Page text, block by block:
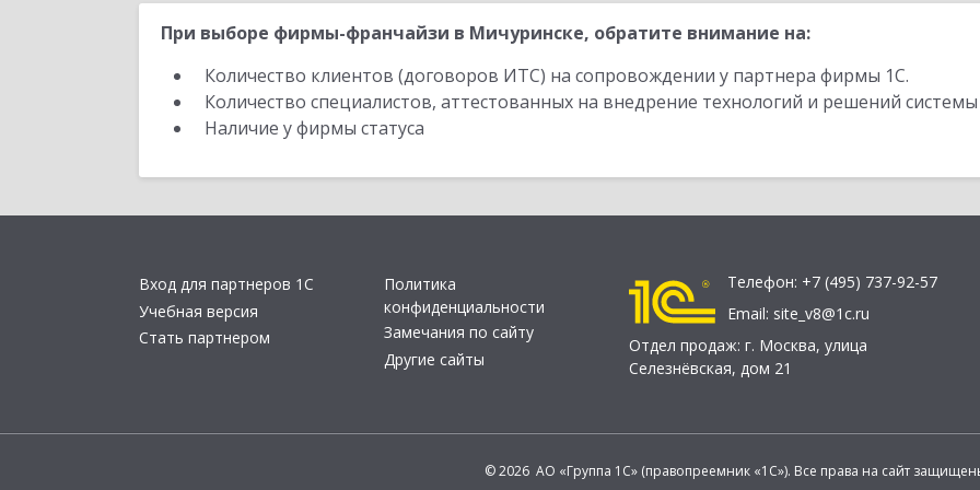
При выборе фирмы-франчайзи в Мичуринске, обратите внимание на:
Количество клиентов (договоров ИТС) на сопровождении у партнера фирмы 1С.
Количество специалистов, аттестованных на внедрение технологий и решений
Наличие у фирмы статуса
Вход для партнеров 1С
Учебная версия
Стать партнером
Политика
конфиденциальности
Замечания по сайту
Другие сайты
Телефон: +7 (495) 737-92-57
Email: site_v8@1c.ru
Отдел продаж: г. Москва, улица
Селезнёвская, дом 21
© 2026 АО «Группа 1С» (правопреемник «1С»). Все права на сайт